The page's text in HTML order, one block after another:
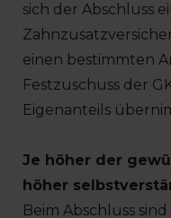
sich der Abschluss
einen bestimmten
Festzuschuss der
Eigenanteils
Je höher der
höher
Beim Abschluss